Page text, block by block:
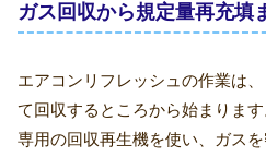
ガス回収から規定量再充填
エアコンリフレッシュの作業は
て回収するところから始まります
専用の回収再生機を使い、ガス